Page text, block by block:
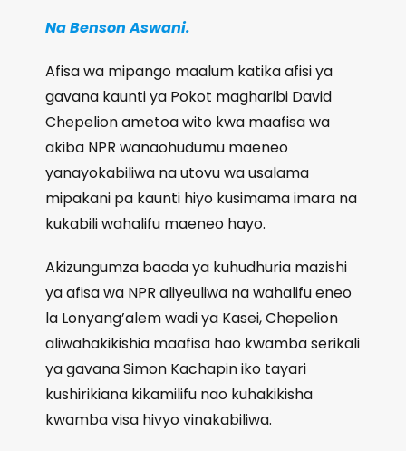
Na Benson Aswani.
Afisa wa mipango maalum katika afisi ya
gavana kaunti ya Pokot magharibi David
Chepelion ametoa wito kwa maafisa wa
akiba NPR wanaohudumu maeneo
yanayokabiliwa na utovu wa usalama
mipakani pa kaunti hiyo kusimama imara na
kukabili wahalifu maeneo hayo.
Akizungumza baada ya kuhudhuria mazishi
ya afisa wa NPR aliyeuliwa na wahalifu eneo
la Lonyang’alem wadi ya Kasei, Chepelion
aliwahakikishia maafisa hao kwamba serikali
ya gavana Simon Kachapin iko tayari
kushirikiana kikamilifu nao kuhakikisha
kwamba visa hivyo vinakabiliwa.